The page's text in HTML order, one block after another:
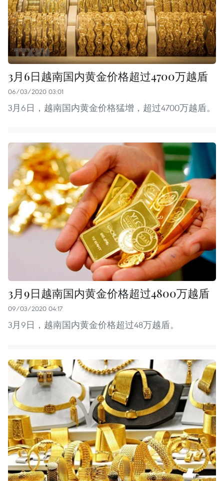
3月6日越南国内黄金价格超过4700万越盾
06/03/2020 03:01
3月6日，越南国内黄金价格猛增，超过4700万越盾。
3月9日越南国内黄金价格超过4800万越盾
09/03/2020 04:17
3月9日，越南国内黄金价格超过48万越盾。